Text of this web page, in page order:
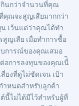
กินกว่าจำนวนที่คุณ
คุณจะสูญเสียมากกว่า
เว้นแต่ว่าคุณได้ทำ
สูญเสีย เมื่อทำการซื้อ
การณ์ของคุณเสมอ
อการลงทุนของคุณเนื่ิ
งที่ดูไม่ชัดเจน เป้า
ำหนดสำหรับลูกค้า
นี้ไม่ได้มีไว้สำหรับผู้ที่